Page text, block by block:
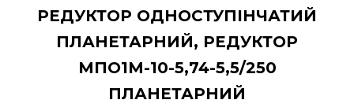
РЕДУКТОР ОДНОСТУПІНЧАТИЙ
ПЛАНЕТАРНИЙ, РЕДУКТОР
МПО1М-10-5,74-5,5/250
ПЛАНЕТАРНИЙ